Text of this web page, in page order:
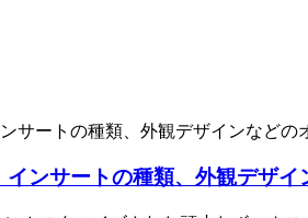
ンサートの種類、外観デザ